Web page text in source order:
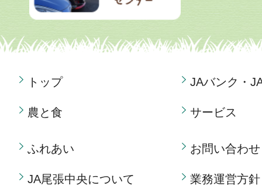
トップ
農と食
JAバンク・
サービス
ふれあい
JA尾張中央について
お問い合わせ
業務運営方針